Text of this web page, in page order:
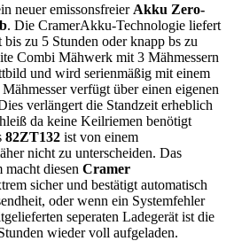
neuer emissonsfreier Akku Zero-
. Die CramerAkku-Technologie liefert
zu 5 Stunden oder knapp bs zu
Combi Mähwerk mit 3 Mähmessern
und wird serienmäßig mit einem
verfügt über einen eigenen
verlängert die Standzeit erheblich
da keine Keilriemen benötigt
82ZT132 ist von einem
nicht zu unterscheiden. Das
macht diesen Cramer
sicher und bestätigt automatisch
oder wenn ein Systemfehler
seperaten Ladegerät ist die
wieder voll aufgeladen.